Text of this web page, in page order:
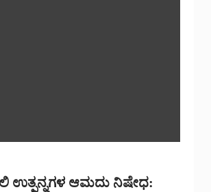
ಉತ್ಪನ್ನಗಳ ಆಮದು ನಿಷೇಧ: